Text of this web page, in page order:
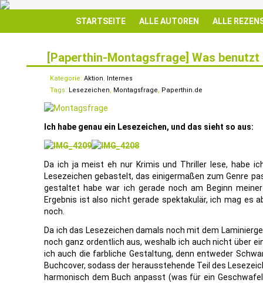
STARTSEITE ALLE AUTOREN ALLE
[Paperthin-Montagsfrage] Was benutzt
Kategorie: Aktion, Internes
Tags: Lesezeichen, Montagsfrage, Paperthin.de
Ich habe genau ein Lesezeichen, und das sieht so aus:
Da ich ja meist eh nur Krimis und Thriller lese, habe
Lesezeichen gebastelt, das einigermaßen zum Genre
gestaltet habe war ich gerade noch am Beginn
Ergebnis ist also nicht gerade spektakulär, ich mag es
noch.
Da ich das Lesezeichen damals noch mit dem
noch ganz ordentlich aus, weshalb ich auch nicht über
ich auch die farbliche Gestaltung, denn entweder
Buchcover, sodass der herausstehende Teil des
harmonisch dem Buch anpasst (was für ein